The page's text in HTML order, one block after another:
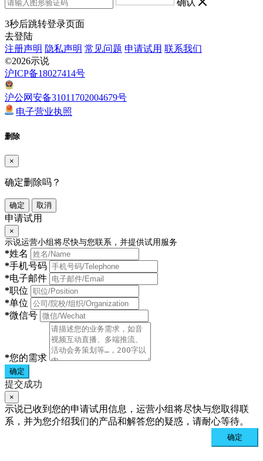
确认
3秒后跳转登录页面
去登陆
注册声明 隐私声明 常见问题 申请试用 联系我们
©2026示说
沪ICP备18027414号
沪公网安备31011702004679号
电子营业执照
删除
×
确定删除吗？
确定 取消
申请试用
×
示说运营小组将尽快与您联系，并提供试用服务
*姓名
*手机号码
*电子邮件
*职位
*单位
*微信号
*您的需求
确定
提交成功
×
示说已收到您的申请试用信息，运营小组将尽快与您取得联
系，并为您介绍我们的产品和解答您的疑惑，请耐心等待。
确定